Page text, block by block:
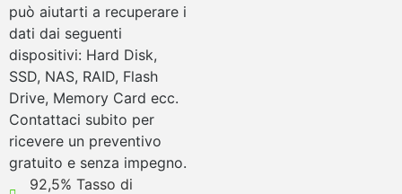
può aiutarti a recuperare i
dati dai seguenti
dispositivi: Hard Disk,
SSD, NAS, RAID, Flash
Drive, Memory Card ecc.
Contattaci subito per
ricevere un preventivo
gratuito e senza impegno.
92,5% Tasso di